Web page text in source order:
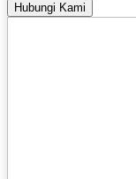
Hubungi Kami